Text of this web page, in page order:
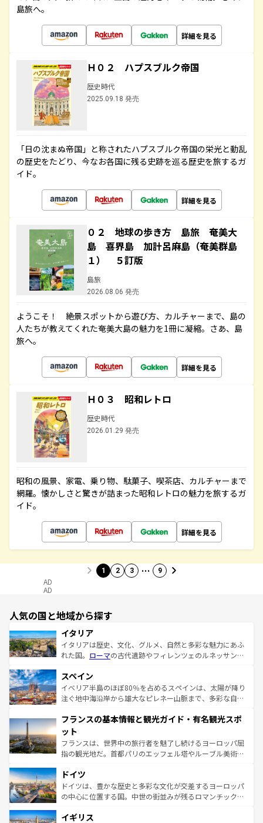
島旅へ。
詳細を見る
Ｈ０２ ハプスブルク帝国
歴史時代
2025.09.18 発売
「日の沈まぬ帝国」と称されたハプスブルク帝国の栄光と動乱
の歴史をたどり、今なお各国に残る史跡を巡る歴史を旅するガ
イド。
詳細を見る
０２ 地球の歩き方 島旅 奄美大
島 喜界島 加計呂麻島（奄美群島
１） ５訂版
島旅
2026.08.06 発売
ようこそ！ 絶景スポットから遊び方、カルチャーまで、島の
人たちが教えてくれた奄美大島の魅力を1冊に凝縮。さあ、島
旅へ。
詳細を見る
Ｈ０３ 昭和レトロ
歴史時代
2026.01.29 発売
昭和の風景、家電、乗り物、駄菓子、喫茶店、カルチャーまで
網羅。懐かしさと驚きが詰まった昭和レトロの魅力を旅するガ
イド。
詳細を見る
1 2 3 … 9
AD
AD
人気の国と地域から探す
イタリア
イタリアは歴史、文化、グルメ、自然と多彩な魅力にあふ
れた国。 ローマの古代遺跡やフィレンツェのルネッサンス
ろん、トスカーナの美しい田園風景やアマルフィ海岸の絶
景など、自然景観も見逃せない。観光の合間には、本場の
ピザやパスタなど、絶品のイタリア料理を堪能することも
ませてくれるイタリアで、忘れられない旅をしてみよう！
なお、新着のイタリア情報は
しい。
スペイン
イベリア半島のほぼ80％を占めるスペインは、太陽が降り
注ぐ地中海沿岸から雄大なピレネー山脈まで、多彩な自然
文化が根付くこの国では、情熱的なフラメンコ、熱気あふ
れる闘牛、そして美味しいタパスが生活の一部となってい
る。首都マドリードの洗練された雰囲気や、バルセロナの
アートに溢れた街角から、地方では古代ローマ遺跡や中世
せる。地方によって風土や気候が異なるスペインはその個
性で訪れる人を魅了する。 なお、新着のスペイン情報は コ
ンテンツ一覧を参照してほしい。
フランスの基本情報と観光ガイド・有名観光スポ
ット
フランスは、世界中の旅行者を魅了し続けるヨーロッパ屈
指の観光地だ。首都パリのエッフェル塔やルーブル美術館
で、幅広い魅力が詰まっている。華麗な宮殿、歴史的な大
聖堂、美しいビーチ、そして豊かな自然が、訪れる者を心
から魅了する。また、フランスは美食の国としても知ら
いる。シャンパンの発祥地であるランス、プロヴァンスの
ドイツ
ドイツは、豊かな歴史と多彩な文化が交差するヨーロッパ
の中心に位置する国。中世の街並みが残るロマンチック街
顔を持つこの国は、どこを歩いても飽きることがない。ベ
イギリス